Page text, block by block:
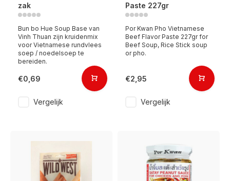
zak
Bun bo Hue Soup Base van
Vinh Thuan zijn kruidenmix
voor Vietnamese rundvlees
soep / noedelsoep te
bereiden.
€0,69
Vergelijk
Paste 227gr
Por Kwan Pho Vietnamese
Beef Flavor Paste 227gr for
Beef Soup, Rice Stick soup
or pho.
€2,95
Vergelijk